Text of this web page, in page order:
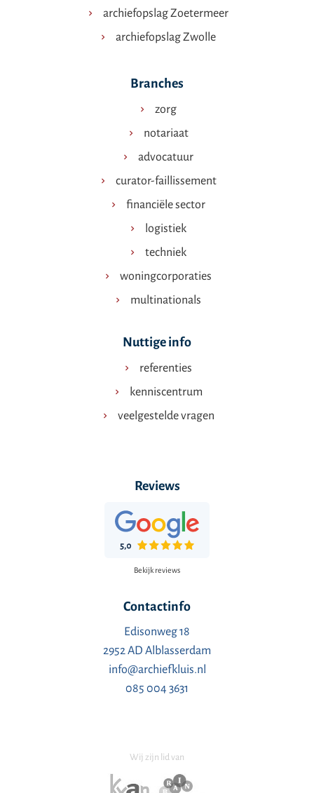
archiefopslag Zoetermeer
archiefopslag Zwolle
Branches
zorg
notariaat
advocatuur
curator-faillissement
financiële sector
logistiek
techniek
woningcorporaties
multinationals
Nuttige info
referenties
kenniscentrum
veelgestelde vragen
Reviews
Bekijk reviews
Contactinfo
Edisonweg 18
2952 AD Alblasserdam
info@archiefkluis.nl
085 004 3631
Wij zijn lid van